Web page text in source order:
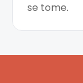
se tome.